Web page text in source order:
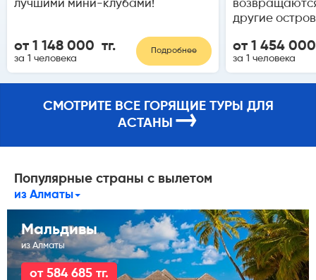
лучшими мини-клубами!
от 1 148 000 тг.
за 1 человека
Подробнее
другие
от 1 454
за 1 человека
СМОТРИТЕ ВСЕ ГОРЯЩИЕ ТУРЫ ДЛЯ
АСТАНЫ →
Популярные страны с вылетом
из Алматы
Мальдивы
из Алматы
от 584 685 тг.